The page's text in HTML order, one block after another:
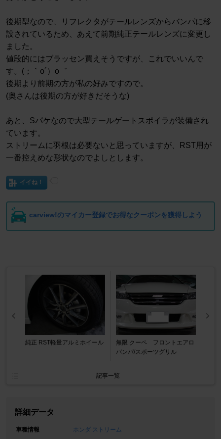
後期型なので、リフレクタがテールレンズからバンパに移
設されているため、あえて前期純正テールレンズに変更し
ました。
値段的にはブラッセン買えそうですが、これでいいんで
す。(；｀o´）o゛
後期より前期の方が私の好みですので。
(奥さんは後期の方が好きだそうな)
あと、Sパケなので大型テールゲートスポイラが装備され
ています。
ストリームに羽根は必要ないと思っていますが、RST用が
一番控えめな形状なのでよしとします。
イイね！
carview!のマイカー登録でお得なクーポンを獲得しよう
純正 RST軽量アルミホイール
無限 クーペ フロントエアロ
バンパ/スポーツグリル
記事一覧
詳細データ
車種情報
ホンダ ストリーム